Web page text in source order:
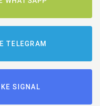
TELEGRAM
SIGNAL